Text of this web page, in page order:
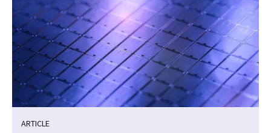
ARTICLE